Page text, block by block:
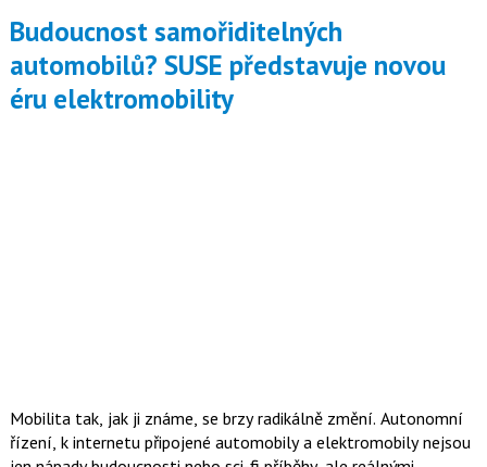
Budoucnost samořiditelných
automobilů? SUSE představuje novou
éru elektromobility
Mobilita tak, jak ji známe, se brzy radikálně změní. Autonomní
řízení, k internetu připojené automobily a elektromobily nejsou